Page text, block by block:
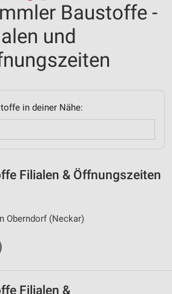
Baustoffe -
und
in deiner Nähe:
Filialen & Öffnungszeiten
Oberndorf (Neckar)
Filialen &